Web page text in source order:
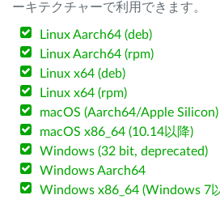
ーキテクチャーで利用できます。
Linux Aarch64 (deb)
Linux Aarch64 (rpm)
Linux x64 (deb)
Linux x64 (rpm)
macOS (Aarch64/Apple Silicon)
macOS x86_64 (10.14以降)
Windows (32 bit, deprecated)
Windows Aarch64
Windows x86_64 (Windows 7